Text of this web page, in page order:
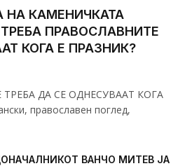
КАМЕНИЧКАТА
ПРАВОСЛАВНИТЕ
КОГА Е ПРАЗНИК?
ДА СЕ ОДНЕСУВААТ КОГА
православен поглед,
ВАНЧО МИТЕВ ЈА